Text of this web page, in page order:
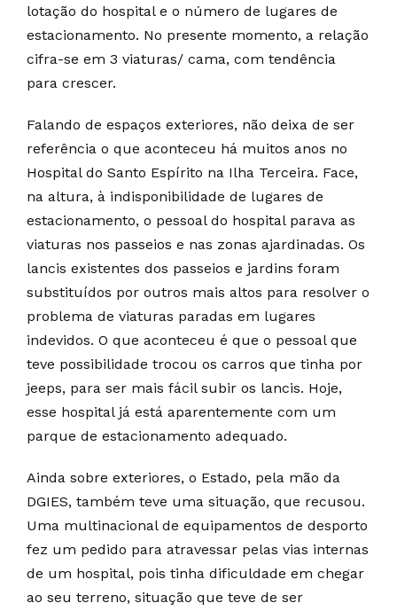
lotação do hospital e o número de lugares de
estacionamento. No presente momento, a relação
cifra-se em 3 viaturas/ cama, com tendência
para crescer.
Falando de espaços exteriores, não deixa de ser
referência o que aconteceu há muitos anos no
Hospital do Santo Espírito na Ilha Terceira. Face,
na altura, à indisponibilidade de lugares de
estacionamento, o pessoal do hospital parava as
viaturas nos passeios e nas zonas ajardinadas. Os
lancis existentes dos passeios e jardins foram
substituídos por outros mais altos para resolver o
problema de viaturas paradas em lugares
indevidos. O que aconteceu é que o pessoal que
teve possibilidade trocou os carros que tinha por
jeeps, para ser mais fácil subir os lancis. Hoje,
esse hospital já está aparentemente com um
parque de estacionamento adequado.
Ainda sobre exteriores, o Estado, pela mão da
DGIES, também teve uma situação, que recusou.
Uma multinacional de equipamentos de desporto
fez um pedido para atravessar pelas vias internas
de um hospital, pois tinha dificuldade em chegar
ao seu terreno, situação que teve de ser